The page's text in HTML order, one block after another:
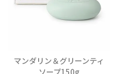
マンダリン＆グリーンティ
ソープ150g